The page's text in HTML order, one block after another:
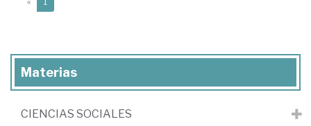
Materias
CIENCIAS SOCIALES